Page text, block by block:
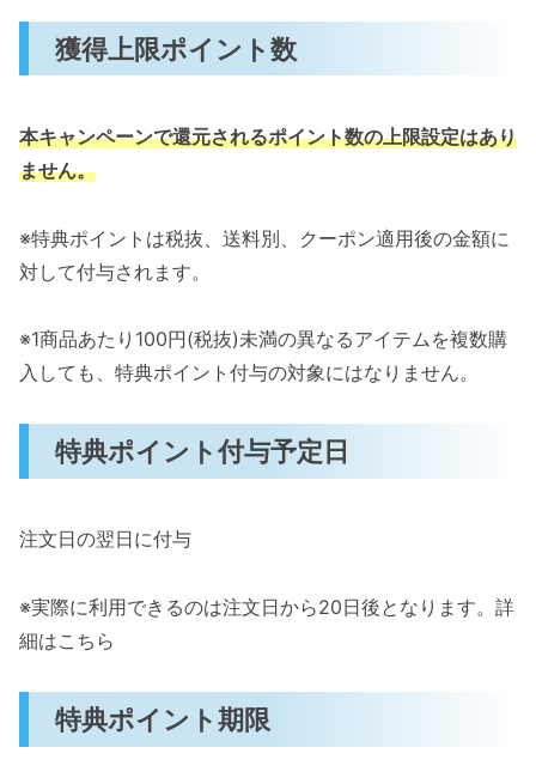
獲得上限ポイント数
本キャンペーンで還元されるポイント数の上限設定はあり
ません。
※特典ポイントは税抜、送料別、クーポン適用後の金額に
対して付与されます。
※1商品あたり100円(税抜)未満の異なるアイテムを複数購
入しても、特典ポイント付与の対象にはなりません。
特典ポイント付与予定日
注文日の翌日に付与
※実際に利用できるのは注文日から20日後となります。詳
細はこちら
特典ポイント期限